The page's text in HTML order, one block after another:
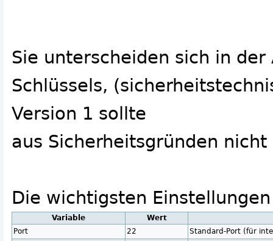
Sie unterscheiden sich in
Schlüssels,
Version 1 sollte
aus Sicherheitsgründen
Die wichtigsten
Variable
Wert
Port
22
Standard-Port (für